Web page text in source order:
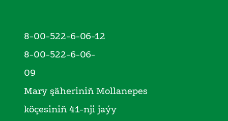
8-00-522-6-06-12
8-00-522-6-06-
09
Mary şäheriniň Mollanepes
köçesiniň 41-nji jaýy